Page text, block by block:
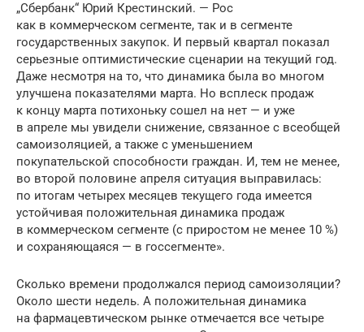
„Сбербанк“ Юрий Крестинский. — Рос
как в коммерческом сегменте, так и в сегменте
государственных закупок. И первый квартал показал
серьезные оптимистические сценарии на текущий год.
Даже несмотря на то, что динамика была во многом
улучшена показателями марта. Но всплеск продаж
к концу марта потихоньку сошел на нет — и уже
в апреле мы увидели снижение, связанное с всеобщей
самоизоляцией, а также с уменьшением
покупательской способности граждан. И, тем не менее,
во второй половине апреля ситуация выправилась:
по итогам четырех месяцев текущего года имеется
устойчивая положительная динамика продаж
в коммерческом сегменте (с приростом не менее 10 %)
и сохраняющаяся — в госсегменте».
Сколько времени продолжался период самоизоляции?
Около шести недель. А положительная динамика
на фармацевтическом рынке отмечается все четыре